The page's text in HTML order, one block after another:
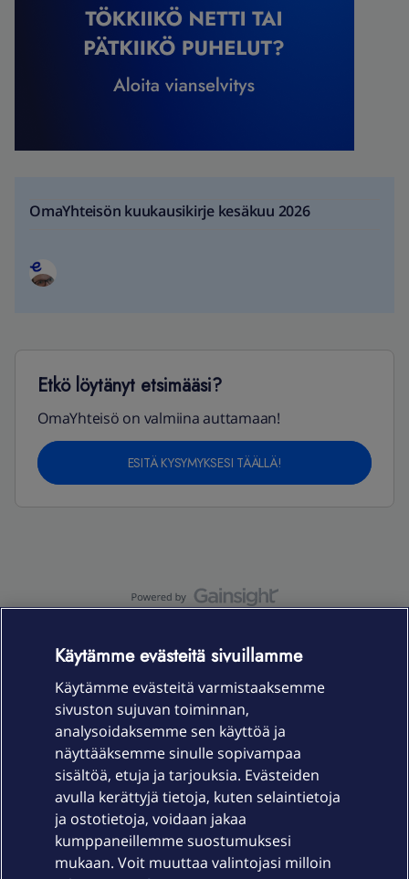
OmaYhteisön kuukausikirje kesäkuu 2026
Etkö löytänyt etsimääsi?
OmaYhteisö on valmiina auttamaan!
ESITÄ KYSYMYKSESI TÄÄLLÄ!
Laitteet & liittymät
Palvelut
Käytämme evästeitä sivuillamme
Käytämme evästeitä varmistaaksemme
sivuston sujuvan toiminnan,
analysoidaksemme sen käyttöä ja
näyttääksemme sinulle sopivampaa
sisältöä, etuja ja tarjouksia. Evästeiden
avulla kerättyjä tietoja, kuten selaintietoja
ja ostotietoja, voidaan jakaa
kumppaneillemme suostumuksesi
mukaan. Voit muuttaa valintojasi milloin